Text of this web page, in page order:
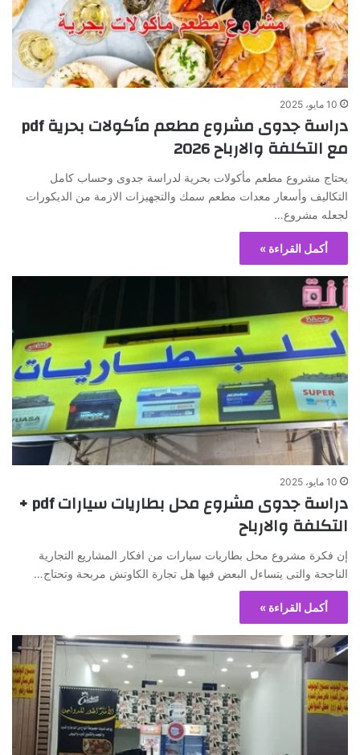
10 مايو، 2025
دراسة جدوى مشروع مطعم مأكولات بحرية pdf
مع التكلفة والارباح 2026
يحتاج مشروع مطعم مأكولات بحرية لدراسة جدوى وحساب كامل
التكاليف وأسعار معدات مطعم سمك والتجهيزات الازمة من الديكورات
لجعله مشروع…
أكمل القراءة »
10 مايو، 2025
دراسة جدوى مشروع محل بطاريات سيارات pdf +
التكلفة والارباح
إن فكرة مشروع محل بطاريات سيارات من افكار المشاريع التجارية
الناجحة والتى يتساءل البعض فيها هل تجارة الكاوتش مربحة وتحتاج…
أكمل القراءة »